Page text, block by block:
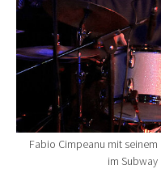
Fabio Cimpeanu mit
im Subway